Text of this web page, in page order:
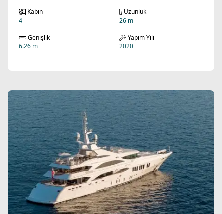
Kabin
4
Uzunluk
26 m
Genişlik
6.26 m
Yapım Yılı
2020